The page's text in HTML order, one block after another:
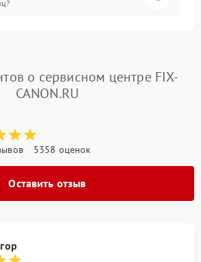
о сервисном центре FIX-
CANON.RU
5358 оценок
Оставить отзыв